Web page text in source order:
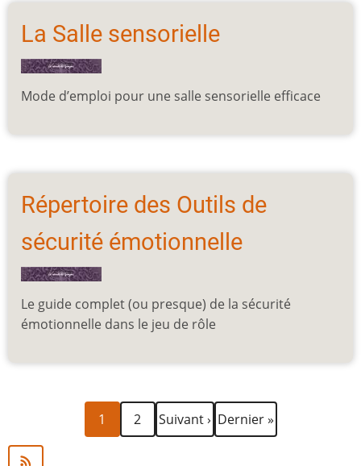
La Salle sensorielle
Mode d’emploi pour une salle sensorielle efficace
Répertoire des Outils de
sécurité émotionnelle
Le guide complet (ou presque) de la sécurité
émotionnelle dans le jeu de rôle
Page
courante
1 Page
2
Page
suivante
Suivant › Dernière
page
Dernier »